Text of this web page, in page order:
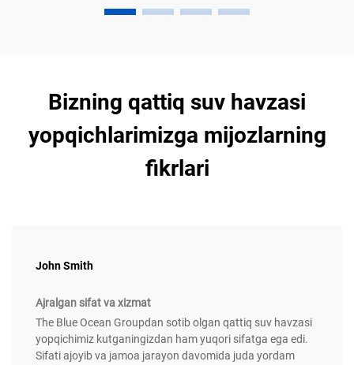
Bizning qattiq suv havzasi
yopqichlarimizga mijozlarning
fikrlari
John Smith
Ajralgan sifat va xizmat
The Blue Ocean Groupdan sotib olgan qattiq suv havzasi
yopqichimiz kutganingizdan ham yuqori sifatga ega edi.
Sifati ajoyib va jamoa jarayon davomida juda yordam